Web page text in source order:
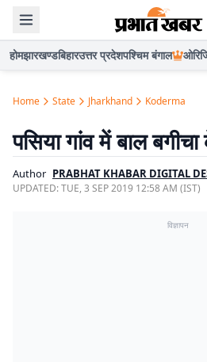
होमझारखण्डबिहारउत्तर प्रदेशपश्चिम बंगाल
Home State Jharkhand Koderma
पसिया गांव में बाल
Author PRABHAT KHABAR DIGITAL
UPDATED:TUE, 3 SEP 2019 12:58 AM (IST)
विज्ञापन